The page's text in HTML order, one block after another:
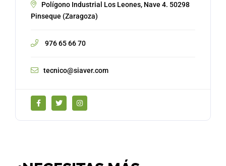
Polígono Industrial Los Leones, Nave 4. 50298
Pinseque (Zaragoza)
976 65 66 70
tecnico@siaver.com